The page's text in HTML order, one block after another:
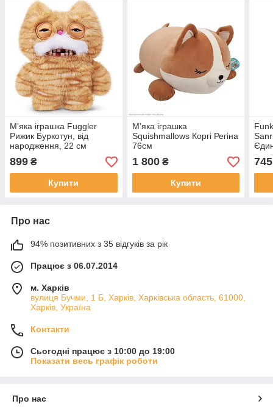
М'яка іграшка Fuggler
Рижик Буркотун, від
народження, 22 см
(15752H)
899 ₴
Купити
Мʼяка іграшка
Squishmallows Коргі Регіна
76см
1 800₴
Купити
745
Про нас
94% позитивних з 35 відгуків за рік
Працює з 06.07.2014
м. Харків
вулиця Бучми, 1 Б, Харків, Харківська область, 61000,
Харків, Україна
Контакти
Сьогодні працює з 10:00 до 19:00
Показати весь графік роботи
Про нас